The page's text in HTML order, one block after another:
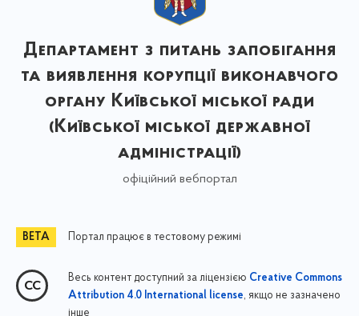
Департамент з питань запобігання
та виявлення корупції виконавчого
органу Київської міської ради
(Київської міської державної
адміністрації)
офіційний вебпортал
Портал працює в тестовому режимі
Весь контент доступний за ліцензією Creative Commons
Attribution 4.0 International license, якщо не зазначено
інше